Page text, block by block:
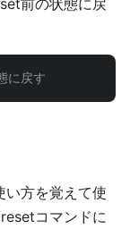
に戻す
い方を覚えて使
コマンドに